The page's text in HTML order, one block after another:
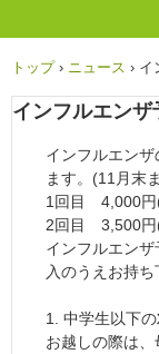
トップ › ニュース › イ
インフルエン
インフルエン
ます。(11月末
1回目 4,000円
2回目 3,500
インフルエン
入のうえお持ち
1. 中学生以下
お越しの際は